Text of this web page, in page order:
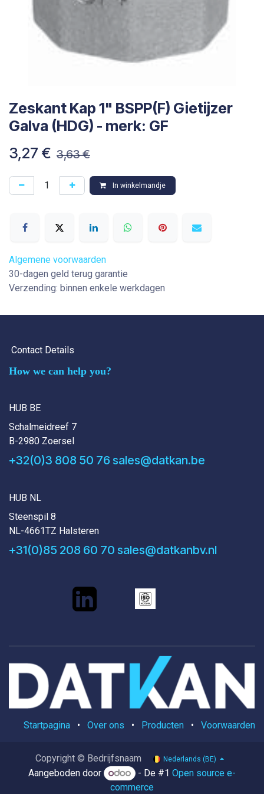
Zeskant Kap 1" BSPP(F) Gietijzer
Galva (HDG) - merk: GF
3,27 € 3,63€
In winkelmandje
Algemene voorwaarden
30-dagen geld terug garantie
Verzending: binnen enkele werkdagen
Contact Details
How we can help you?
HUB BE
Schalmeidreef 7
B-2980 Zoersel
+32(0)3 808 50 76 sales@datkan.be
HUB NL
Steenspil 8
NL-4661TZ Halsteren
+31(0)85 208 60 70 sales@datkanbv.nl
Startpagina • Over ons • Producten • Voorwaarden
Copyright © Bedrijfsnaam Nederlands (BE)
Aangeboden door - De #1Open source e-
commerce